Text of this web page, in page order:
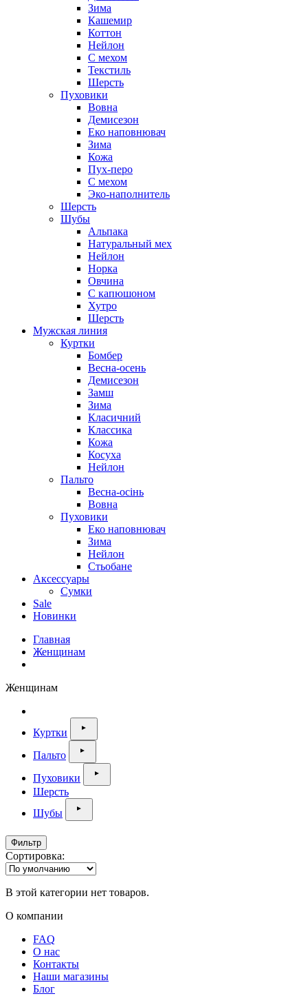
Зима
Кашемир
Коттон
Нейлон
С мехом
Текстиль
Шерсть
Пуховики
Вовна
Демисезон
Еко наповнювач
Зима
Кожа
Пух-перо
С мехом
Эко-наполнитель
Шерсть
Шубы
Альпака
Натуральный мех
Нейлон
Норка
Овчина
С капюшоном
Хутро
Шерсть
Мужская линия
Куртки
Бомбер
Весна-осень
Демисезон
Замш
Зима
Класичний
Классика
Кожа
Косуха
Нейлон
Пальто
Весна-осінь
Вовна
Пуховики
Еко наповнювач
Зима
Нейлон
Стьобане
Аксессуары
Сумки
Sale
Новинки
Главная
Женщинам
Женщинам
Куртки
Пальто
Пуховики
Шерсть
Шубы
Фильтр
Сортировка:
В этой категории нет товаров.
О компании
FAQ
О нас
Контакты
Наши магазины
Блог